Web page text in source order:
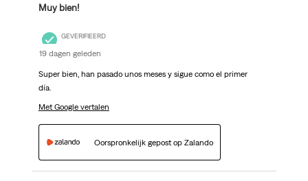
Muy bien!
GEVERIFIEERD
19 dagen geleden
Super bien, han pasado unos meses y sigue como el primer
día.
Met Google vertalen
Oorspronkelijk gepost op Zalando